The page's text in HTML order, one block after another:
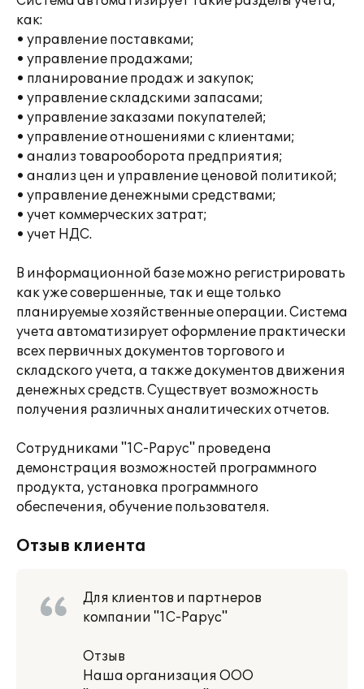
как:
• управление поставками;
• управление продажами;
• планирование продаж и закупок;
• управление складскими запасами;
• управление заказами покупателей;
• управление отношениями с клиентами;
• анализ товарооборота предприятия;
• анализ цен и управление ценовой политикой;
• управление денежными средствами;
• учет коммерческих затрат;
• учет НДС.
В информационной базе можно регистрировать
как уже совершенные, так и еще только
планируемые хозяйственные операции. Система
учета автоматизирует оформление практически
всех первичных документов торгового и
складского учета, а также документов движения
денежных средств. Существует возможность
получения различных аналитических отчетов.
Сотрудниками "1С-Рарус" проведена
демонстрация возможностей программного
продукта, установка программного
обеспечения, обучение пользователя.
Отзыв клиента
Для клиентов и партнеров
компании "1С-Рарус"
Отзыв
Наша организация ООО